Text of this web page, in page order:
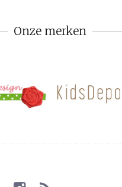
Onze merken